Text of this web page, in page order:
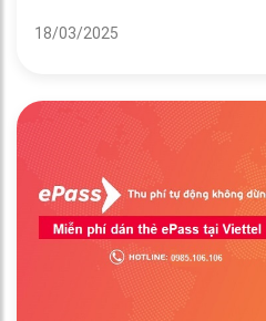
18/03/2025